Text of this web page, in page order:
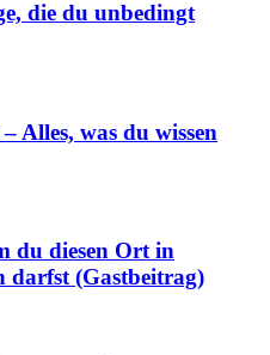
die du unbedingt
Alles, was du wissen
du diesen Ort in
darfst (Gastbeitrag)